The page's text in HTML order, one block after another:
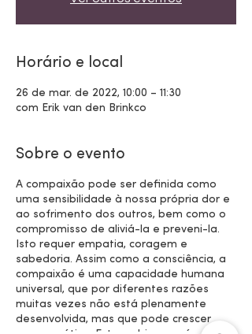
Horário e local
26 de mar. de 2022, 10:00 – 11:30
com Erik van den Brinkco
Sobre o evento
A compaixão pode ser definida como
uma sensibilidade à nossa própria dor e
ao sofrimento dos outros, bem como o
compromisso de aliviá-la e preveni-la.
Isto requer empatia, coragem e
sabedoria. Assim como a consciência, a
compaixão é uma capacidade humana
universal, que por diferentes razões
muitas vezes não está plenamente
desenvolvida, mas que pode crescer